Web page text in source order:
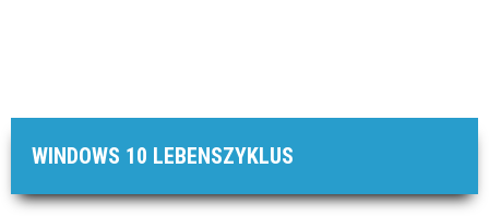
WINDOWS 10 LEBENSZYKLUS